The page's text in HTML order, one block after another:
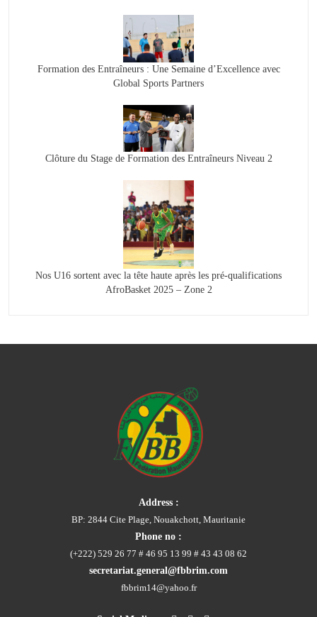
Formation des Entraîneurs : Une Semaine d’Excellence avec
Global Sports Partners
Clôture du Stage de Formation des Entraîneurs Niveau 2
Nos U16 sortent avec la tête haute après les pré-qualifications
AfroBasket 2025 – Zone 2
Address :
BP: 2844 Cite Plage, Nouakchott, Mauritanie
Phone no :
(+222) 529 26 77 # 46 95 13 99 # 43 43 08 62
secretariat.general@fbbrim.com
fbbrim14@yahoo.fr